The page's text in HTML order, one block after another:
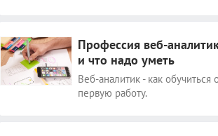
Профессия веб-
и что надо уметь
Веб-аналитик - как обучиться
первую работу.